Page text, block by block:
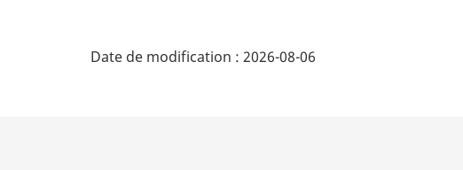
Date de modification : 2026-08-06